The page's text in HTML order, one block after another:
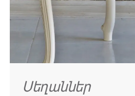
Սեղաններ